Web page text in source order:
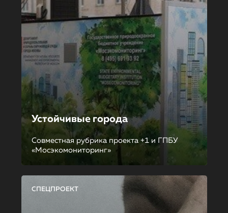
Устойчивые города
Совместная рубрика проекта +1 и ГПБУ
«Мосэкомониторинг»
СПЕЦПРОЕКТ